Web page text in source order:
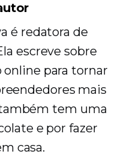
é redatora de
escreve sobre
para tornar
mais
tem uma
e por fazer
casa.